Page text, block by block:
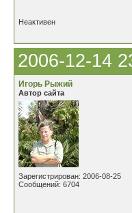
Неактивен
2006-12-14
Игорь Рыжий
Автор сайта
Зарегистрирован: 2006-08-25
Сообщений: 6704